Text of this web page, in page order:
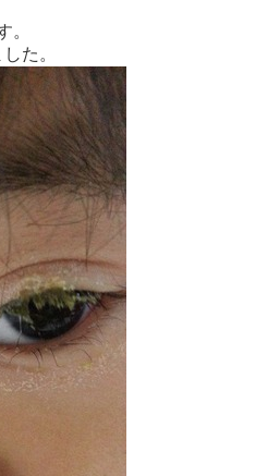
。
た。